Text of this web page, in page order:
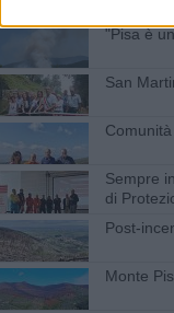
"Pisa è
San
Sempre
di
Post-
Monte